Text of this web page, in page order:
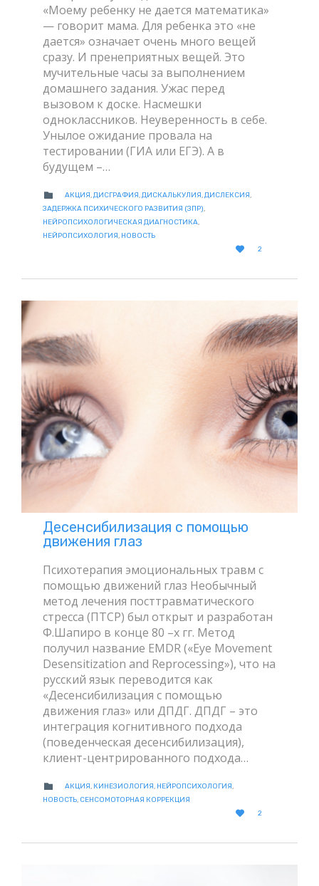
«Моему ребенку не дается математика»
— говорит мама. Для ребенка это «не
дается» означает очень много вещей
сразу. И пренеприятных вещей. Это
мучительные часы за выполнением
домашнего задания. Ужас перед
вызовом к доске. Насмешки
одноклассников. Неуверенность в себе.
Унылое ожидание провала на
тестировании (ГИА или ЕГЭ). А в
будущем –…
 CATEGORY
АКЦИЯ,ДИСГРАФИЯ,ДИСКАЛЬКУЛИЯ,ДИСЛЕКСИЯ,
ЗАДЕРЖКА ПСИХИЧЕСКОГО РАЗВИТИЯ (ЗПР),
НЕЙРОПСИХОЛОГИЧЕСКАЯ ДИАГНОСТИКА,
НЕЙРОПСИХОЛОГИЯ, НОВОСТЬ

LOVE
2
Десенсибилизация с помощью
движения глаз
Психотерапия эмоциональных травм с
помощью движений глаз Необычный
метод лечения посттравматического
стресса (ПТСР) был открыт и разработан
Ф.Шапиро в конце 80 –х гг. Метод
получил название EMDR («Eye Movement
Desensitization and Reprocessing»), что на
русский язык переводится как
«Десенсибилизация с помощью
движения глаз» или ДПДГ. ДПДГ – это
интеграция когнитивного подхода
(поведенческая десенсибилизация),
клиент-центрированного подхода…
 CATEGORY
АКЦИЯ, КИНЕЗИОЛОГИЯ, НЕЙРОПСИХОЛОГИЯ,
НОВОСТЬ, СЕНСОМОТОРНАЯ КОРРЕКЦИЯ

LOVE
2